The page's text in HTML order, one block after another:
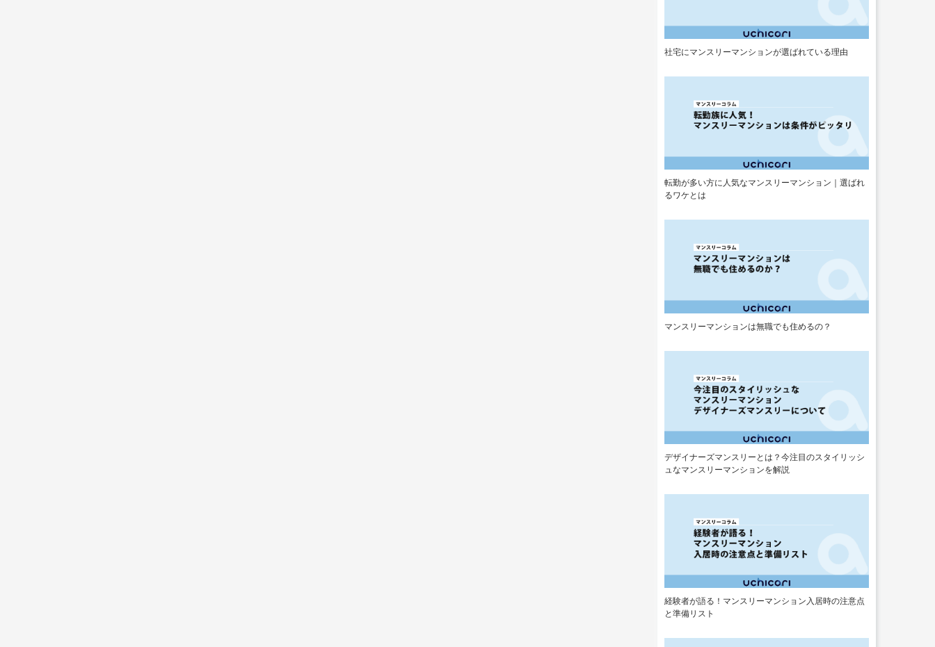
社宅にマンスリーマンションが選ばれている理由
転勤が多い方に人気なマンスリーマンション｜選ばれ
るワケとは
マンスリーマンションは無職でも住めるの？
デザイナーズマンスリーとは？今注目のスタイリッシ
ュなマンスリーマンションを解説
経験者が語る！マンスリーマンション入居時の注意点
と準備リスト